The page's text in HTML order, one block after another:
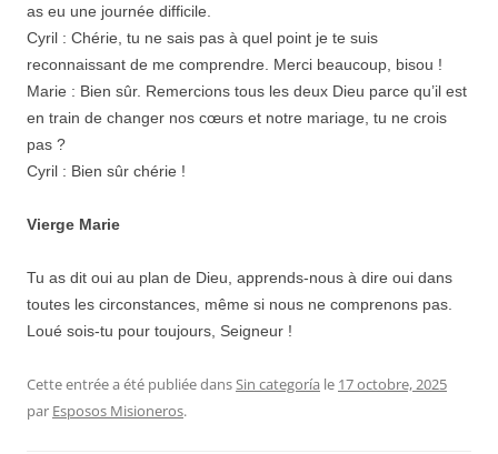
as eu une journée difficile.
Cyril : Chérie, tu ne sais pas à quel point je te suis
reconnaissant de me comprendre. Merci beaucoup, bisou !
Marie : Bien sûr. Remercions tous les deux Dieu parce qu’il est
en train de changer nos cœurs et notre mariage, tu ne crois
pas ?
Cyril : Bien sûr chérie !
Vierge Marie
Tu as dit oui au plan de Dieu, apprends-nous à dire oui dans
toutes les circonstances, même si nous ne comprenons pas.
Loué sois-tu pour toujours, Seigneur !
Cette entrée a été publiée dansSin categoría le 17 octobre, 2025
par Esposos Misioneros.